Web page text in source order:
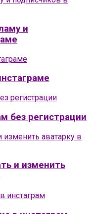
и
без регистрации
и изменить